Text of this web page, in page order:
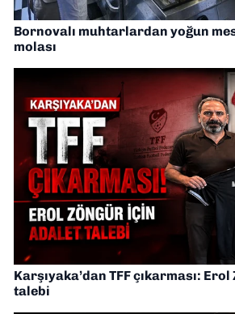
Bornovalı muhtarlardan yoğun
molası
Karşıyaka’dan TFF çıkarması:
talebi